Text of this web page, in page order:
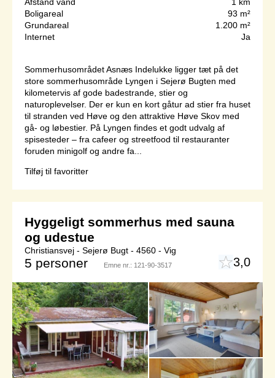
Boligareal
93 m²
Grundareal
1.200 m²
Internet
Ja
Sommerhusområdet Asnæs Indelukke ligger tæt på det
store sommerhusområde Lyngen i Sejerø Bugten med
kilometervis af gode badestrande, stier og
naturoplevelser. Der er kun en kort gåtur ad stier fra huset
til stranden ved Høve og den attraktive Høve Skov med
gå- og løbestier. På Lyngen findes et godt udvalg af
spisesteder – fra cafeer og streetfood til restauranter
foruden minigolf og andre fa...
Tilføj til favoritter
Hyggeligt sommerhus med sauna
og udestue
Christiansvej - Sejerø Bugt - 4560 - Vig
5 personer Emne nr.: 121-90-3517 3,0